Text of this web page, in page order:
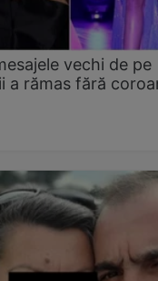
vechi de pe
a rămas fără